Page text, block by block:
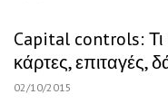
Capital controls: Τι
κάρτες, επιταγές,
02/10/2015